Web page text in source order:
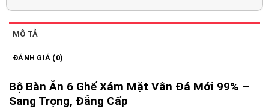
MÔ TẢ
ĐÁNH GIÁ (0)
Bộ Bàn Ăn 6 Ghế Xám Mặt Vân Đá Mới 99% –
Sang Trọng, Đẳng Cấp